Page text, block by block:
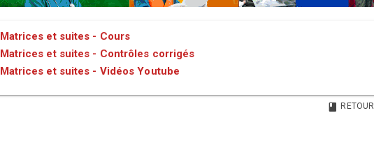
Matrices et suites - Cours
Matrices et suites - Contrôles corrigés
Matrices et suites - Vidéos Youtube